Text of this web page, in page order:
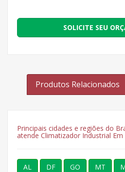
SOLICITE SEU
Produtos Relacionados
Principais cidades e regiões do
atende Climatizador Industrial Em
AL DF GO MT